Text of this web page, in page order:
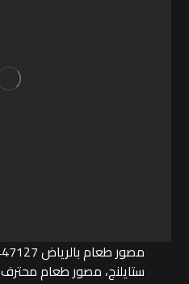
ستايلنج، مصور طعام محترف